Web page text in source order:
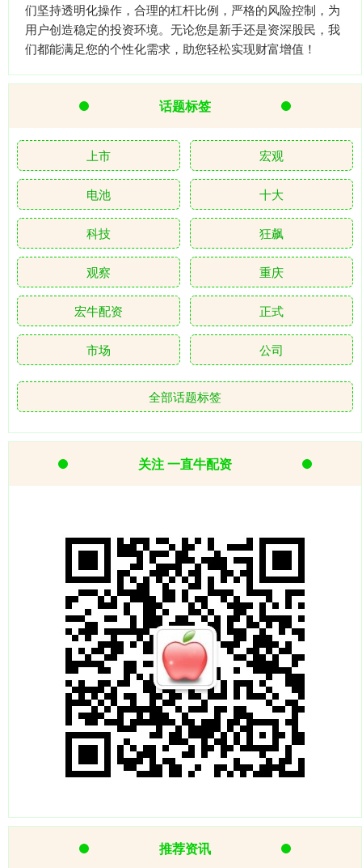
们坚持透明化操作，合理的杠杆比例，严格的风险控制，为
用户创造稳定的投资环境。无论您是新手还是资深股民，我
们都能满足您的个性化需求，助您轻松实现财富增值！
话题标签
上市 宏观
电池 十大
科技 狂飙
观察 重庆
宏牛配资 正式
市场 公司
全部话题标签
关注 一直牛配资
推荐资讯